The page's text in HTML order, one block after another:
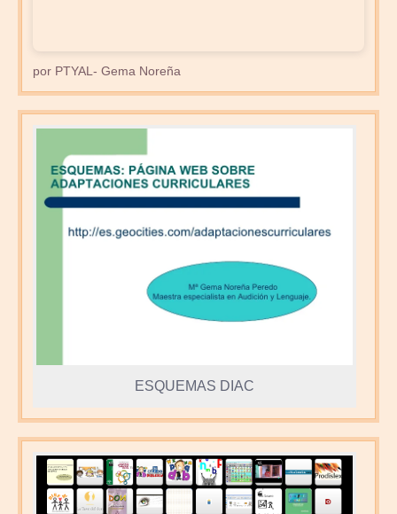
por PTYAL- Gema Noreña
ESQUEMAS DIAC